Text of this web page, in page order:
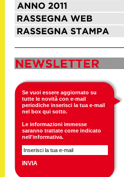
Se vuoi essere aggiornato su
tutte le novità con e-mail
periodiche inserisci la tua e-mail
nel box qui sotto.
Le informazioni immesse
saranno trattate come indicato
nell'informativa.